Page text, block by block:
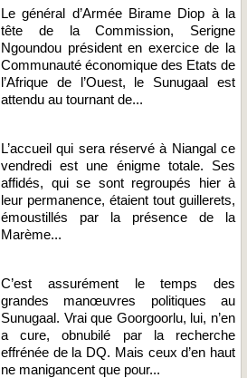
Le général d’Armée Birame Diop à la
tête de la Commission, Serigne
Ngoundou président en exercice de la
Communauté économique des Etats de
l’Afrique de l’Ouest, le Sunugaal est
attendu au tournant de...
L’accueil qui sera réservé à Niangal ce
vendredi est une énigme totale. Ses
affidés, qui se sont regroupés hier à
leur permanence, étaient tout guillerets,
émoustillés par la présence de la
Marème...
C’est assurément le temps des
grandes manœuvres politiques au
Sunugaal. Vrai que Goorgoorlu, lui, n’en
a cure, obnubilé par la recherche
effrénée de la DQ. Mais ceux d’en haut
ne manigancent que pour...